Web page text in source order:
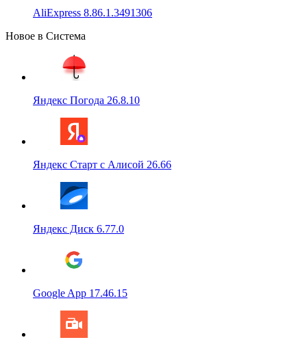
AliExpress 8.86.1.3491306
Новое в Система
Яндекс Погода 26.8.10
Яндекс Старт с Алисой 26.66
Яндекс Диск 6.77.0
Google App 17.46.15